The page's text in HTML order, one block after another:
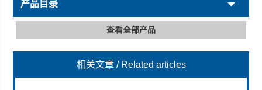
深圳市深博瑞仪器仪表有限公司
产品目录
查看全部产品
相关文章 / Related articles